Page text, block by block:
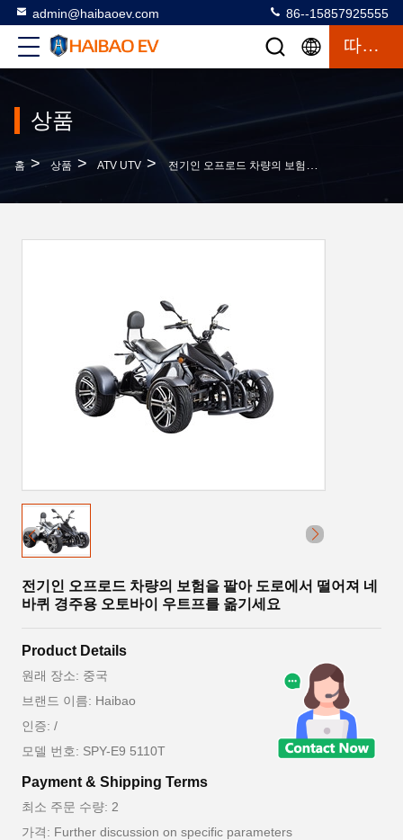
admin@haibaoev.com 86--15857925555
따옴표
상품
홈 > 상품 > ATV UTV > 전기인 오프로드 차량의 보험을 팔아 도로에서 떨어져 네 바퀴 경주용 오토바이 우트프를 옮기세요
전기인 오프로드 차량의 보험을 팔아 도로에서 떨어져 네
바퀴 경주용 오토바이 우트프를 옮기세요
Product Details
원래 장소: 중국
브랜드 이름: Haibao
인증: /
모델 번호: SPY-E9 5110T
Payment & Shipping Terms
최소 주문 수량: 2
가격: Further discussion on specific parameters